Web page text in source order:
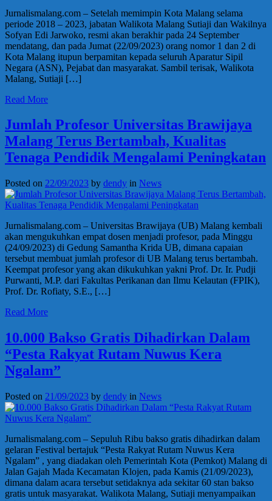
Jurnalismalang.com – Setelah memimpin Kota Malang selama
periode 2018 – 2023, jabatan Walikota Malang Sutiaji dan Wakilnya
Sofyan Edi Jarwoko, resmi akan berakhir pada 24 September
mendatang, dan pada Jumat (22/09/2023) orang nomor 1 dan 2 di
Kota Malang itupun berpamitan kepada seluruh Aparatur Sipil
Negara (ASN), Pejabat dan masyarakat. Sambil terisak, Walikota
Malang, Sutiaji […]
Read More
Jumlah Profesor Universitas Brawijaya
Malang Terus Bertambah, Kualitas
Tenaga Pendidik Mengalami Peningkatan
Posted on 22/09/2023 by dendy in News
Jurnalismalang.com – Universitas Brawijaya (UB) Malang kembali
akan mengukuhkan empat dosen menjadi profesor, pada Minggu
(24/09/2023) di Gedung Samantha Krida UB, dimana capaian
tersebut membuat jumlah profesor di UB Malang terus bertambah.
Keempat profesor yang akan dikukuhkan yakni Prof. Dr. Ir. Pudji
Purwanti, M.P. dari Fakultas Perikanan dan Ilmu Kelautan (FPIK),
Prof. Dr. Rofiaty, S.E., […]
Read More
10.000 Bakso Gratis Dihadirkan Dalam
“Pesta Rakyat Rutam Nuwus Kera
Ngalam”
Posted on 21/09/2023 by dendy in News
Jurnalismalang.com – Sepuluh Ribu bakso gratis dihadirkan dalam
gelaran Festival bertajuk “Pesta Rakyat Rutam Nuwus Kera
Ngalam” , yang diadakan oleh Pemerintah Kota (Pemkot) Malang di
Jalan Gajah Mada Kecamatan Klojen, pada Kamis (21/09/2023),
dimana dalam acara tersebut setidaknya ada sekitar 60 stan bakso
gratis untuk masyarakat. Walikota Malang, Sutiaji menyampaikan